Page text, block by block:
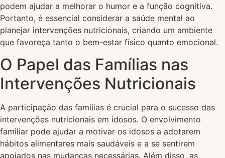
podem ajudar a melhorar o humor e a função cognitiva.
Portanto, é essencial considerar a saúde mental ao
planejar intervenções nutricionais, criando um ambiente
que favoreça tanto o bem-estar físico quanto emocional.
O Papel das Famílias nas
Intervenções Nutricionais
A participação das famílias é crucial para o sucesso das
intervenções nutricionais em idosos. O envolvimento
familiar pode ajudar a motivar os idosos a adotarem
hábitos alimentares mais saudáveis e a se sentirem
apoiados nas mudanças necessárias. Além disso, as